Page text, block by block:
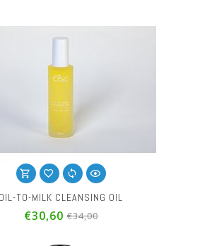
OIL-TO-MILK CLEANSING OIL
€30,60 €34,00